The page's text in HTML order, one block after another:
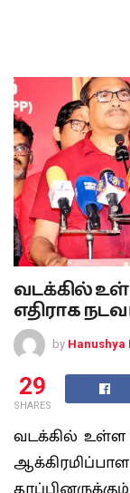
வடக்கில்
எதிராக
by Hanushya
29
SHARES
வடக்கில்